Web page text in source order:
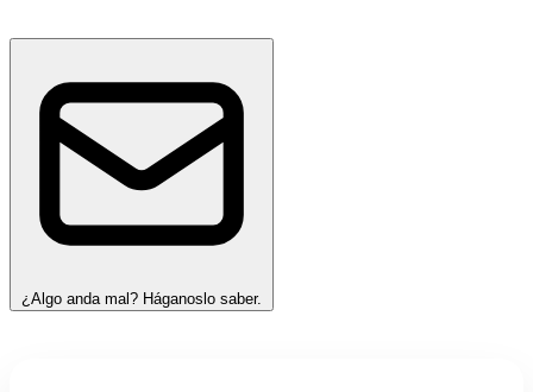
¿Algo anda mal? Háganoslo saber.